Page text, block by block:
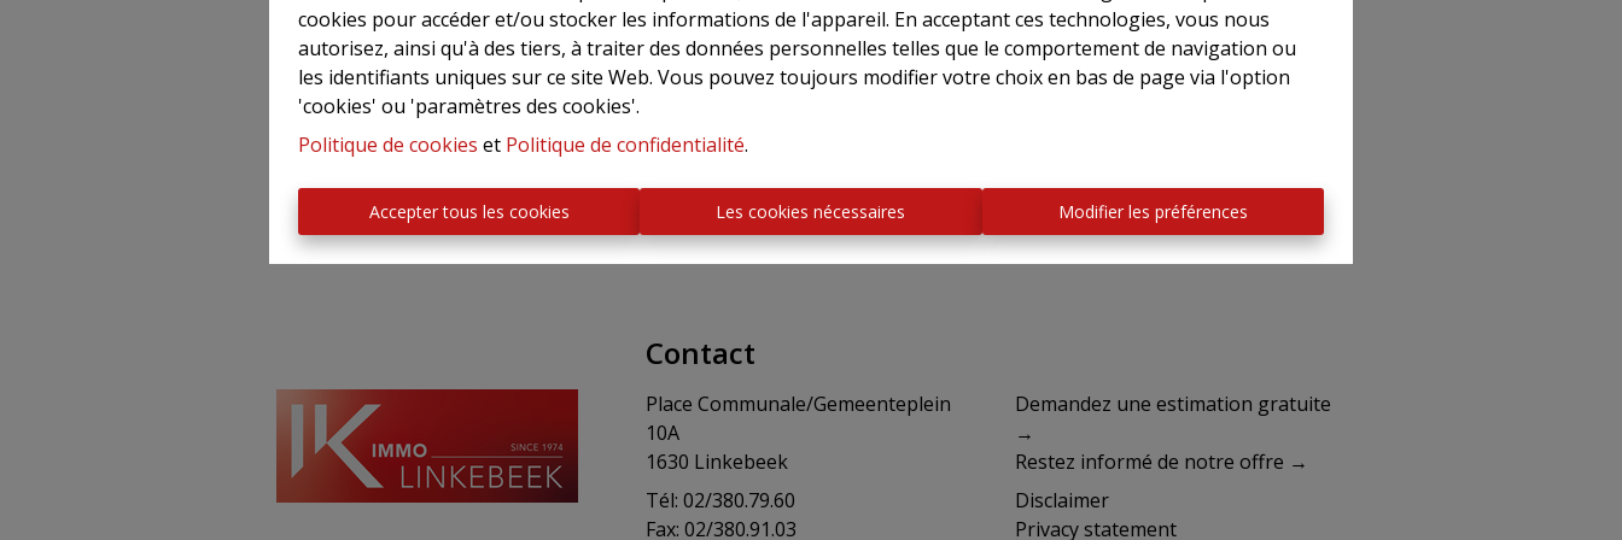
cookies pour accéder et/ou stocker les informations de l'appareil. En acceptant ces technologies, vous nous
autorisez, ainsi qu'à des tiers, à traiter des données personnelles telles que le comportement de navigation ou
les identifiants uniques sur ce site Web. Vous pouvez toujours modifier votre choix en bas de page via l'option
'cookies' ou 'paramètres des cookies'.
Politique de cookies et Politique de confidentialité.
Accepter tous les cookies Les cookies nécessaires Modifier les préférences
Contact
Place Communale/Gemeenteplein
10A
1630 Linkebeek
Tél: 02/380.79.60
Fax: 02/380.91.03
​​​​​​Demandez une estimation gratuite
→
Restez informé de notre offre →
Disclaimer
Privacy statement